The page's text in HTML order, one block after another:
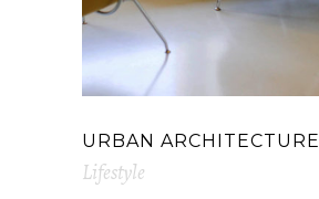
URBAN ARCHITECTURE
Lifestyle